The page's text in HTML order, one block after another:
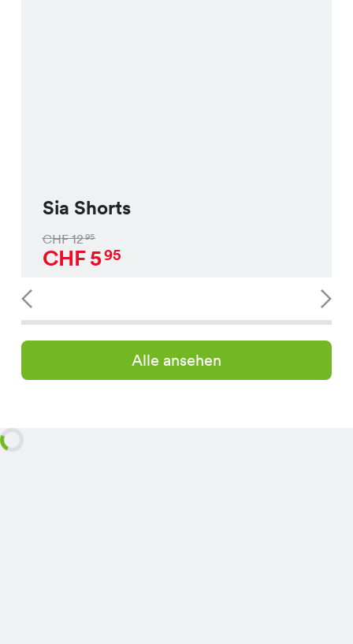
Sia Shorts
CHF1295
CHF595
Alle ansehen